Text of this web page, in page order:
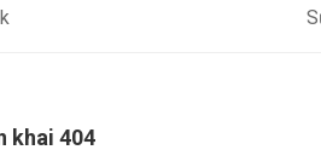
khai 404